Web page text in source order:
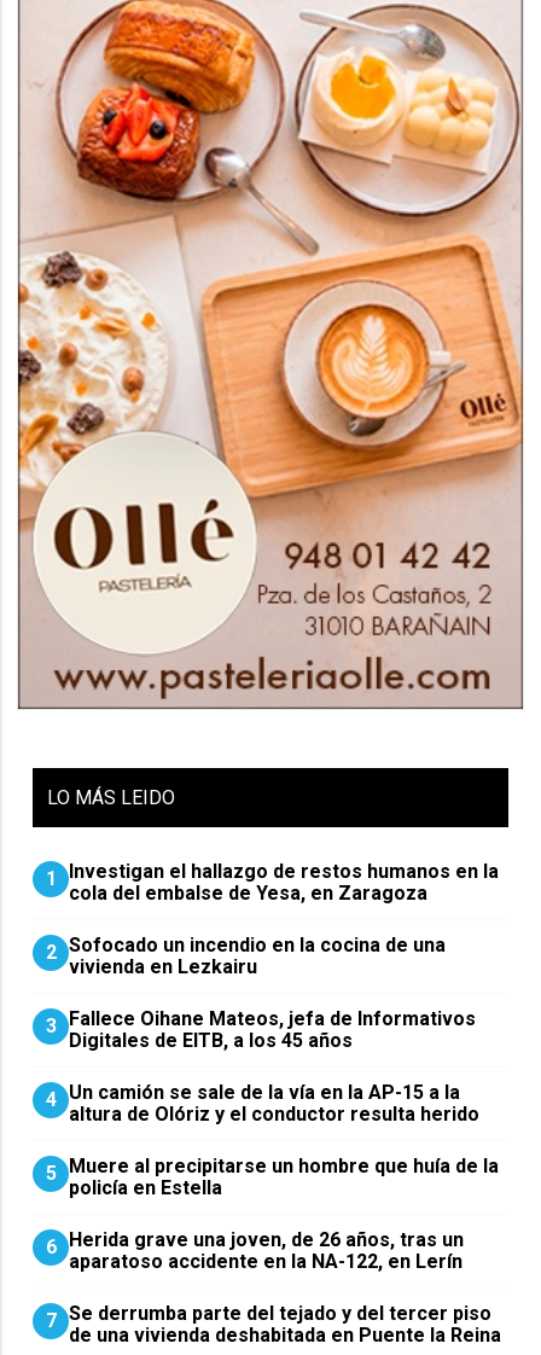
LO MÁS LEIDO
1
Investigan el hallazgo de restos humanos en la
cola del embalse de Yesa, en Zaragoza
2 Sofocado un incendio en la cocina de una
vivienda en Lezkairu
3
Fallece Oihane Mateos, jefa de Informativos
Digitales de EITB, a los 45 años
4 Un camión se sale de la vía en la AP-15 a la
altura de Olóriz y el conductor resulta herido
5
Muere al precipitarse un hombre que huía de la
policía en Estella
6
Herida grave una joven, de 26 años, tras un
aparatoso accidente en la NA-122, en Lerín
7 Se derrumba parte del tejado y del tercer piso
de una vivienda deshabitada en Puente la Reina